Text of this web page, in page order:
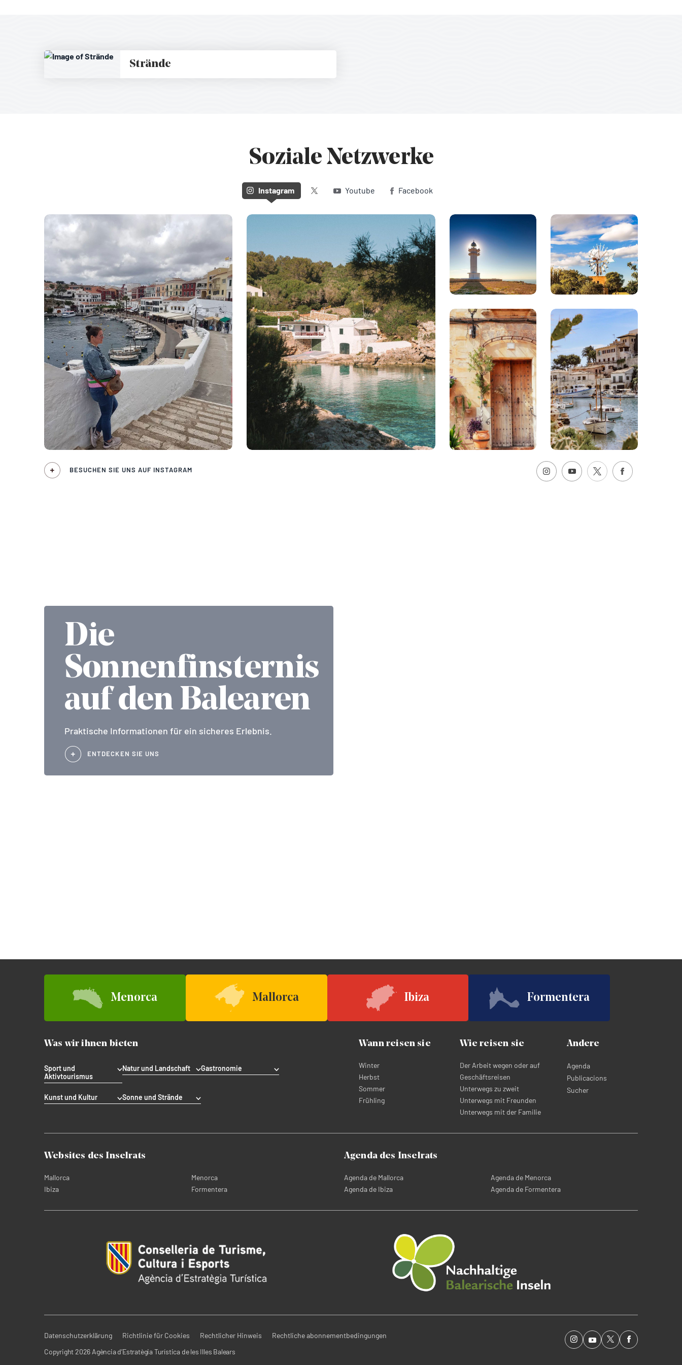
Strände
Soziale Netzwerke
Instagram Twitter (X)Youtube Facebook
BESUCHEN SIE UNS AUF INSTAGRAM
Die
Sonnenfinsternis
auf den Balearen
Praktische Informationen für ein sicheres Erlebnis.
ENTDECKEN SIE UNS
Menorca Mallorca Ibiza Formentera
Was wir ihnen bieten
Sport und
Aktivtourismus
Natur und Landschaft Gastronomie
Kunst und Kultur Sonne und Strände
Wann reisen sie
Winter
Herbst
Sommer
Frühling
Wie reisen sie
Der Arbeit wegen oder auf
Geschäftsreisen
Unterwegs zu zweit
Unterwegs mit Freunden
Unterwegs mit der Familie
Andere
Agenda
Publicacions
Sucher
Websites des Inselrats
Mallorca
Menorca
Ibiza
Formentera
Agenda des Inselrats
Agenda de Mallorca
Agenda de Menorca
Agenda de Ibiza
Agenda de Formentera
Datenschutzerklärung Richtlinie für Cookies Rechtlicher Hinweis
Rechtliche abonnementbedingungen
Copyright 2026 Agència d’Estratègia Turística de les Illes Balears